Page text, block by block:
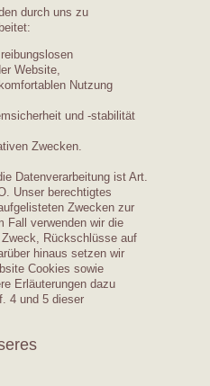
durch uns zu
Website,
Nutzung
und -stabilität
Zwecken.
Datenverarbeitung ist Art.
Unser berechtigtes
Zwecken zur
Fall verwenden wir die
Rückschlüsse auf
hinaus setzen wir
Cookies sowie
Erläuterungen dazu
4 und 5 dieser